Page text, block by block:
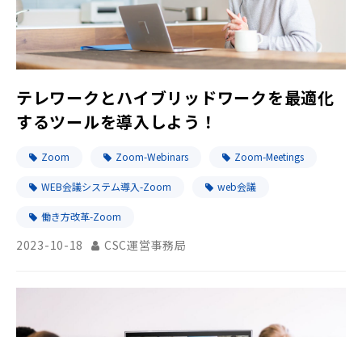
テレワークとハイブリッドワークを最適化
するツールを導入しよう！
Zoom Zoom-Webinars Zoom-Meetings
WEB会議システム導入-Zoom web会議
働き方改革-Zoom
2023-10-18 CSC運営事務局